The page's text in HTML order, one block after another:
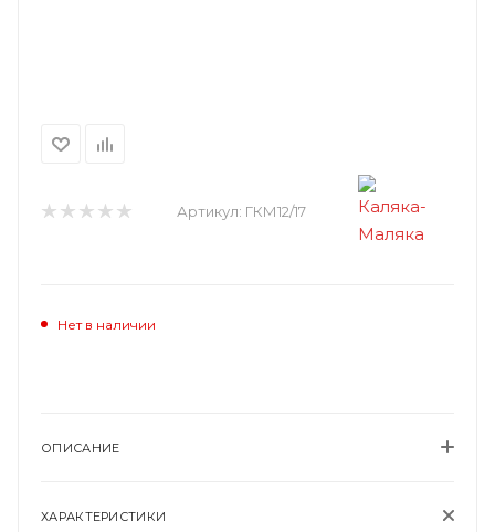
Артикул: ГКМ12/17
Нет в наличии
ОПИСАНИЕ
ХАРАКТЕРИСТИКИ